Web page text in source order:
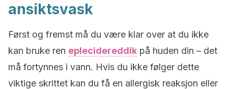
ansiktsvask
Først og fremst må du være klar over at du ikke
kan bruke ren eplecidereddik på huden din – det
må fortynnes i vann. Hvis du ikke følger dette
viktige skrittet kan du få en allergisk reaksjon eller